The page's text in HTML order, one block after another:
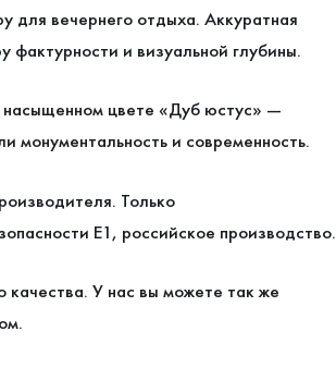
для вечернего отдыха. Аккуратная
фактурности и визуальной глубины.
цвете «Дуб юстус» —
монументальность и современность.
Только
Е1, российское производство.
У нас вы можете так же